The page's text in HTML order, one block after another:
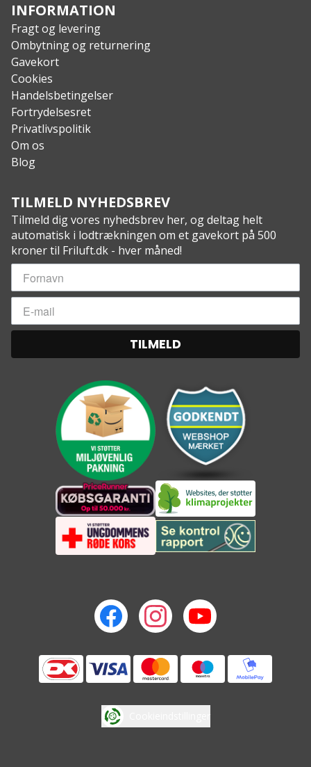
INFORMATION
Fragt og levering
Ombytning og returnering
Gavekort
Cookies
Handelsbetingelser
Fortrydelsesret
Privatlivspolitik
Om os
Blog
TILMELD NYHEDSBREV
Tilmeld dig vores nyhedsbrev her, og deltag helt
automatisk i lodtrækningen om et gavekort på 500
kroner til Friluft.dk - hver måned!
TILMELD